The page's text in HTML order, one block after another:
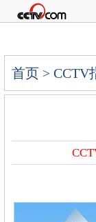
首页 > CCTV